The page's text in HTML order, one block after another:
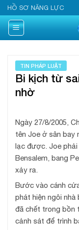
Skip
to
content
HỒ SƠ NĂNG LỰC
TIN PHÁP LUẬT
Bi kịch từ
nhờ
Ngày 27/8/2005,
tên Joe ở sân bay
lạc được. Joe
Bensalem, bang
xảy ra.
Bước vào cánh
phát hiện ngôi
đã chết trong bồn
cảnh sát để trình